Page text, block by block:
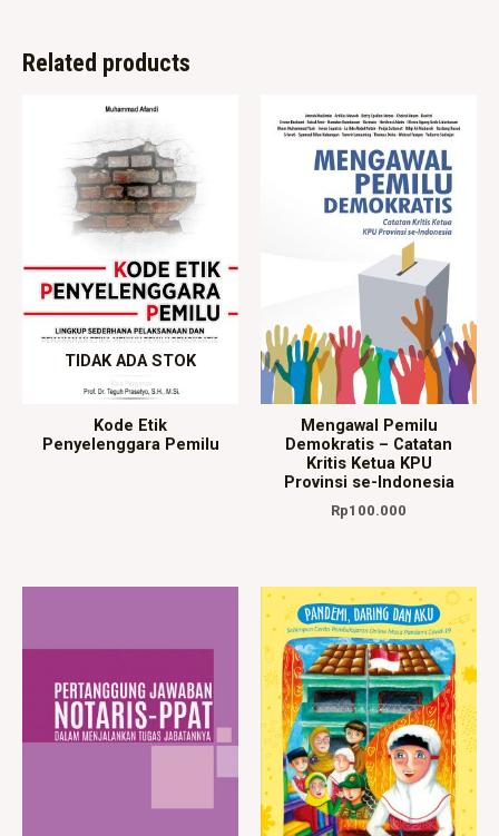
Related products
TIDAK ADA STOK
Kode Etik
Penyelenggara Pemilu
Mengawal Pemilu
Demokratis – Catatan
Kritis Ketua KPU
Provinsi se-Indonesia
Rp100.000